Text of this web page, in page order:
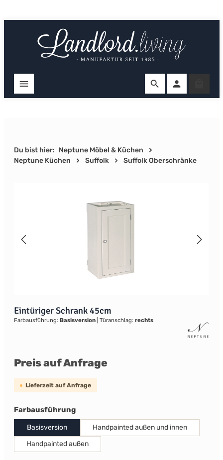
Du bist hier: Neptune Möbel & Küchen
Neptune Küchen
Suffolk Suffolk Oberschränke
Eintüriger Schrank 45cm
Farbausführung: Basisversion Türanschlag: rechts
Preis auf Anfrage
Lieferzeit auf Anfrage
Farbausführungauswählen
Basisversion
Handpainted außen und innen
Handpainted außen